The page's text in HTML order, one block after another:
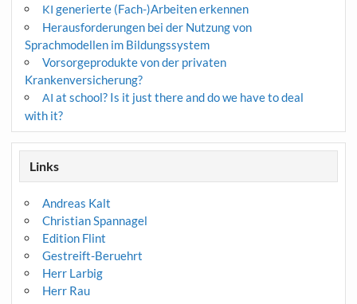
KI generierte (Fach-)Arbeiten erkennen
Herausforderungen bei der Nutzung von
Sprachmodellen im Bildungssystem
Vorsorgeprodukte von der privaten
Krankenversicherung?
AI at school? Is it just there and do we have to deal
with it?
Links
Andreas Kalt
Christian Spannagel
Edition Flint
Gestreift-Beruehrt
Herr Larbig
Herr Rau